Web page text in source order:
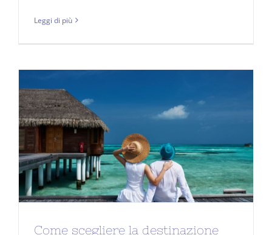
Leggi di più
Come scegliere la destinazione